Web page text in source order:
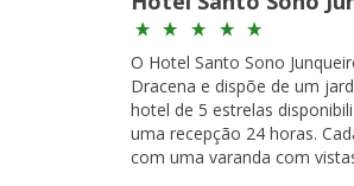
O Hotel Santo Sono
Dracena e dispõe de um
hotel de 5 estrelas
uma recepção 24 horas.
com uma varanda com